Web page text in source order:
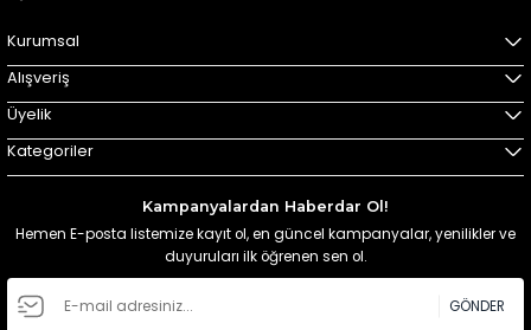
Kurumsal
Alışveriş
Üyelik
Kategoriler
Kampanyalardan Haberdar Ol!
Hemen E-posta listemize kayıt ol, en güncel kampanyalar, yenilikler ve
duyuruları ilk öğrenen sen ol.
GÖNDER